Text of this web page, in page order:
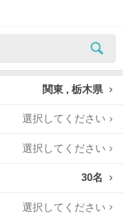
関東 , 栃木県
選択してください
選択してください
30名
選択してください